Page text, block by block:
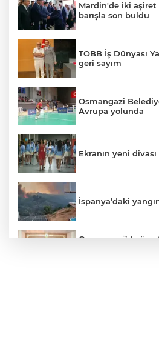
Mardin'de iki aşiret
barışla son buldu
TOBB İş Dünyası
geri sayım
Osmangazi
Avrupa yolunda
Ekranın yeni
İspanya’daki
Osmangazi’de